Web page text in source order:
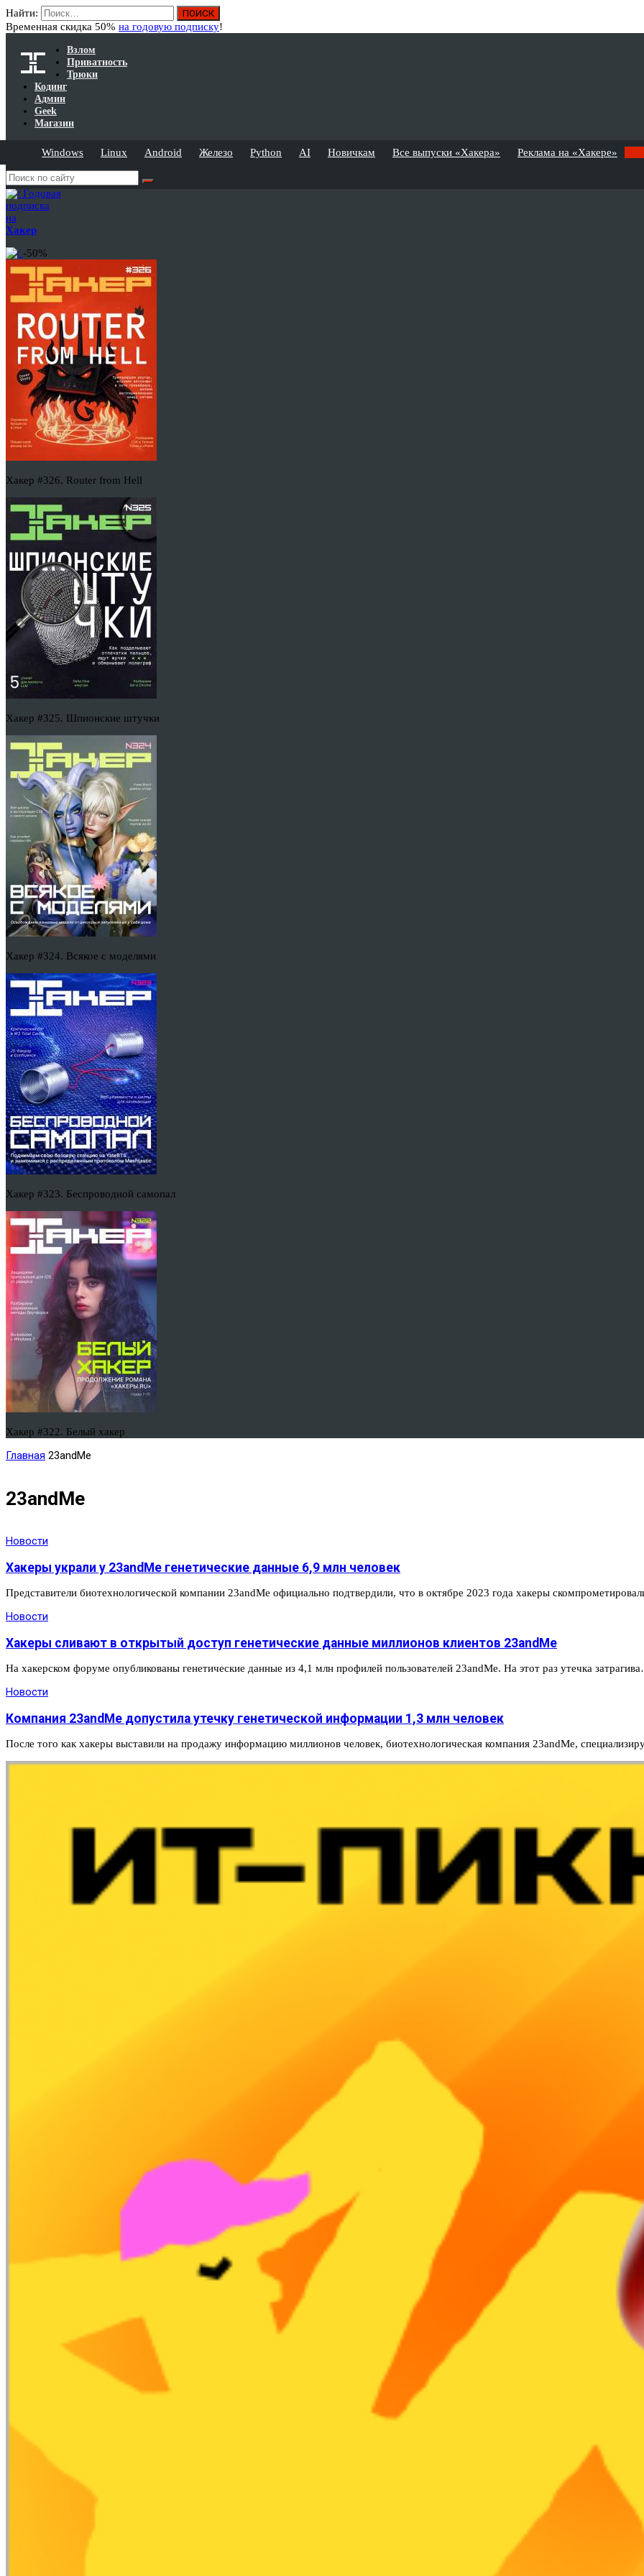
Найти:
Временная скидка 50% на годовую подписку!
Взлом
Приватность
Трюки
Кодинг
Админ
Geek
Магазин
Windows Linux Android Железо Python AI Новичкам Все выпуски «Хакера» Реклама на «Хакере»
Годовая
подписка
на
Хакер
-50%
Хакер #326. Router from Hell
Хакер #325. Шпионские штучки
Хакер #324. Всякое с моделями
Хакер #323. Беспроводной самопал
Хакер #322. Белый хакер
Главная 23andMe
23andMe
Новости
Хакеры украли у 23andMe генетические данные 6,9 млн человек
Представители биотехнологической компании 23andMe официально подтвердили, что в октябре 2023 года хакеры
Новости
Хакеры сливают в открытый доступ генетические данные миллионов клиентов 23andMe
На хакерском форуме опубликованы генетические данные из 4,1 млн профилей пользователей 23andMe. На этот раз утечка
Новости
Компания 23andMe допустила утечку генетической информации 1,3 млн человек
После того как хакеры выставили на продажу информацию миллионов человек, биотехнологическая компания 23andMe,